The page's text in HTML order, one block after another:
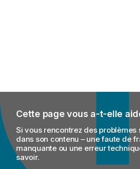
Cette page vous a-t-elle
Si vous rencontrez des problèmes
dans son contenu – une faute de
manquante ou une erreur
savoir.